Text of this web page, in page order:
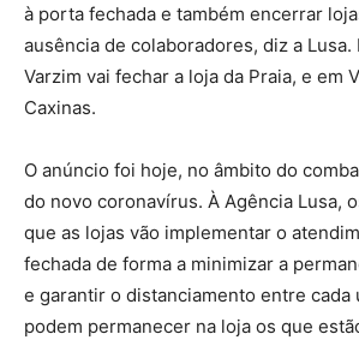
à porta fechada e também encerrar
ausência de colaboradores, diz a Lusa.
Varzim vai fechar a loja da Praia, e em
Caxinas.
O anúncio foi hoje, no âmbito do
do novo coronavírus. À Agência Lusa,
que as lojas vão implementar o
fechada de forma a minimizar a
e garantir o distanciamento entre cada
podem permanecer na loja os que